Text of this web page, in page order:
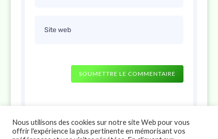
SOUMETTRE LE COMMENTAIRE
Nous utilisons des cookies sur notre site Web pour vous
offrir l'expérience la plus pertinente en mémorisant vos